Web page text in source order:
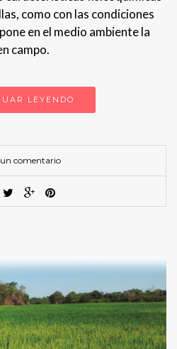
como con las condiciones
en el medio ambiente la
campo.
LEYENDO
comentario